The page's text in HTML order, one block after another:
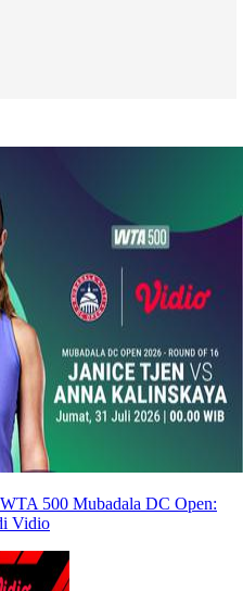
500 Mubadala DC Open:
Vidio